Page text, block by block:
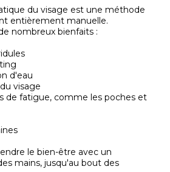
du visage est une méthode
entièrement manuelle.
nombreux bienfaits :
d'eau
visage
de fatigue, comme les poches et
le bien-être avec un
mains, jusqu'au bout des